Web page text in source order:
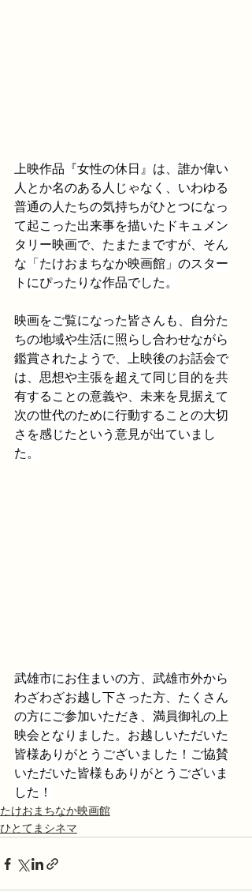
上映作品『女性の休日』は、誰か偉い
人とか名のある人じゃなく、いわゆる
普通の人たちの気持ちがひとつになっ
て起こった出来事を描いたドキュメン
タリー映画で、たまたまですが、そん
な「たけおまちなか映画館」のスター
トにぴったりな作品でした。
映画をご覧になった皆さんも、自分た
ちの地域や生活に照らし合わせながら
鑑賞されたようで、上映後のお話会で
は、思想や主張を超えて同じ目的を共
有することの意義や、未来を見据えて
次の世代のために行動することの大切
さを感じたという意見が出ていまし
た。
武雄市にお住まいの方、武雄市外から
わざわざお越し下さった方、たくさん
の方にご参加いただき、満員御礼の上
映会となりました。お越しいただいた
皆様ありがとうございました！ご協賛
いただいた皆様もありがとうございま
した！
たけおまちなか映画館
ひとてまシネマ